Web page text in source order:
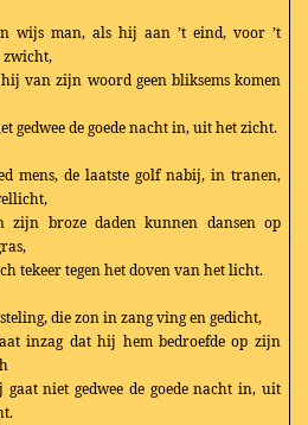
wijs man, als hij aan ’t eind, voor ’t
zwicht,
van zijn woord geen bliksems komen
gedwee de goede nacht in, uit het zicht.
mens, de laatste golf nabij, in tranen,
zijn broze daden kunnen dansen op
tekeer tegen het doven van het licht.
die zon in zang ving en gedicht,
inzag dat hij hem bedroefde op zijn
gaat niet gedwee de goede nacht in, uit